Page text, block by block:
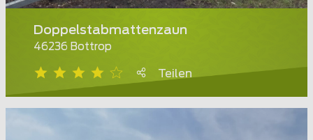
Doppelstabmattenzaun
46236 Bottrop
Teilen